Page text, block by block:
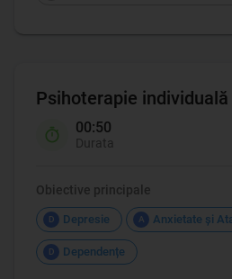
Psihoterapie individuală
00:50
Durata
Obiective principale
D Depresie A Anxietate şi
D Dependențe